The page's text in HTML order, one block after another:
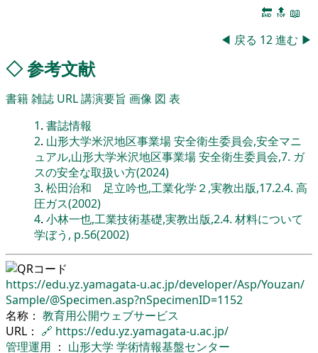
🔚 🔝 📖
◀ 戻る 12進む ▶
◇参考文献
書籍雑誌 URL講演要旨 画像 図 表
1. 書誌情報
2. 山形大学米沢地区事業場 安全衛生委員会,安全マニ
ュアル,山形大学米沢地区事業場 安全衛生委員会,7. ガ
スの安全な取扱い方(2024)
3. 松田治和 足立吟也,工業化学２,実教出版,17.2.4. 高
圧ガス(2002)
4. 小林一也,工業技術基礎,実教出版,2.4. 材料について
学ぼう, p.56(2002)
https://edu.yz.yamagata-u.ac.jp/developer/Asp/Youzan/
Sample/@Specimen.asp?nSpecimenID=1152
名称： 教育用公開ウェブサービス
URL： 🔗 https://edu.yz.yamagata-u.ac.jp/
管理運用 ： 山形大学 学術情報基盤センター